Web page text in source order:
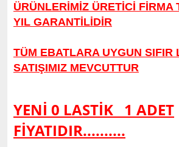
ÜRÜNLERİMİZ ÜRETİCİ FİRMA
YIL GARANTİLİDİR
TÜM EBATLARA UYGUN SIFIR
SATIŞIMIZ MEVCUTTUR
YENİ 0 LASTİK 1 ADET
FİYATIDIR..........